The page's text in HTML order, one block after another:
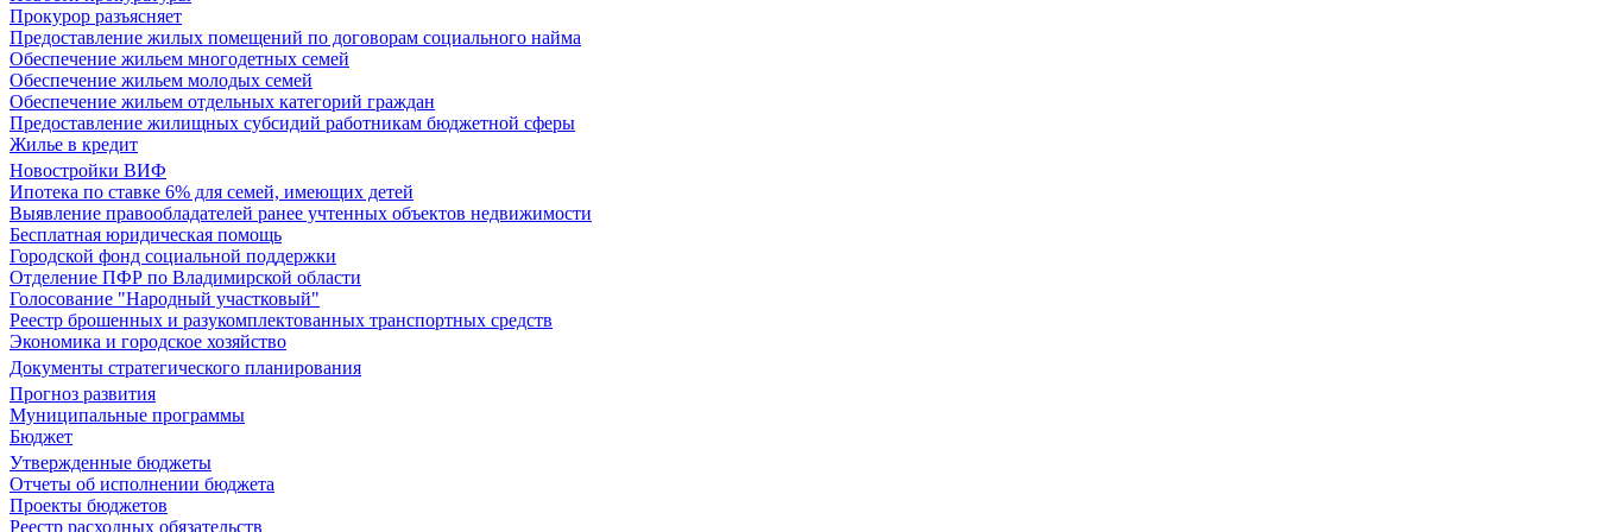
Прокурор разъясняет
Предоставление жилых помещений по договорам социального найма
Обеспечение жильем многодетных семей
Обеспечение жильем молодых семей
Обеспечение жильем отдельных категорий граждан
Предоставление жилищных субсидий работникам бюджетной сферы
Жилье в кредит
Новостройки ВИФ
Ипотека по ставке 6% для семей, имеющих детей
Выявление правообладателей ранее учтенных объектов недвижимости
Бесплатная юридическая помощь
Городской фонд социальной поддержки
Отделение ПФР по Владимирской области
Голосование "Народный участковый"
Реестр брошенных и разукомплектованных транспортных средств
Экономика и городское хозяйство
Документы стратегического планирования
Прогноз развития
Муниципальные программы
Бюджет
Утвержденные бюджеты
Отчеты об исполнении бюджета
Проекты бюджетов
Реестр расходных обязательств